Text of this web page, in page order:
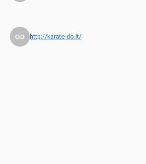
http://karate-do.lt/